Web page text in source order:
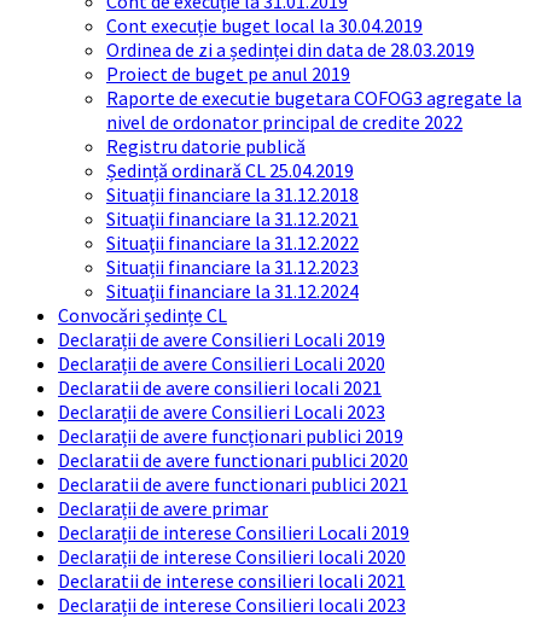
Cont execuție buget local la 30.04.2019
Ordinea de zi a ședinței din data de 28.03.2019
Proiect de buget pe anul 2019
Raporte de executie bugetara COFOG3 agregate la
nivel de ordonator principal de credite 2022
Registru datorie publică
Ședință ordinară CL 25.04.2019
Situații financiare la 31.12.2018
Situaţii financiare la 31.12.2021
Situaţii financiare la 31.12.2022
Situații financiare la 31.12.2023
Situaţii financiare la 31.12.2024
Convocări ședințe CL
Declarații de avere Consilieri Locali 2019
Declarații de avere Consilieri Locali 2020
Declaratii de avere consilieri locali 2021
Declarații de avere Consilieri Locali 2023
Declarații de avere funcționari publici 2019
Declaratii de avere functionari publici 2020
Declaratii de avere functionari publici 2021
Declarații de avere primar
Declarații de interese Consilieri Locali 2019
Declarații de interese Consilieri locali 2020
Declaratii de interese consilieri locali 2021
Declarații de interese Consilieri locali 2023